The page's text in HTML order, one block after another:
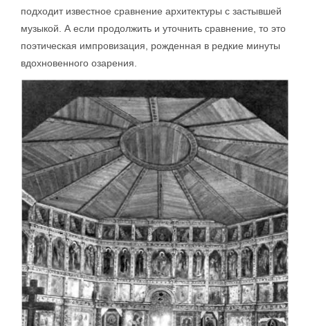
подходит известное сравнение архитектуры с застывшей
музыкой. А если продолжить и уточнить сравнение, то это
поэтическая импровизация, рожденная в редкие минуты
вдохновенного озарения.